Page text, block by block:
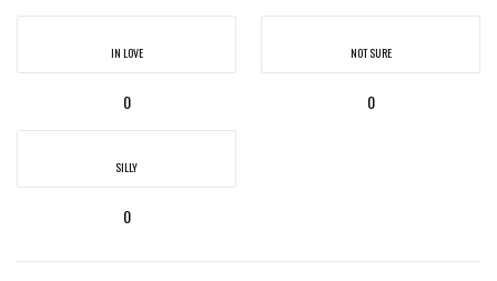
IN LOVE
0
NOT SURE
0
SILLY
0